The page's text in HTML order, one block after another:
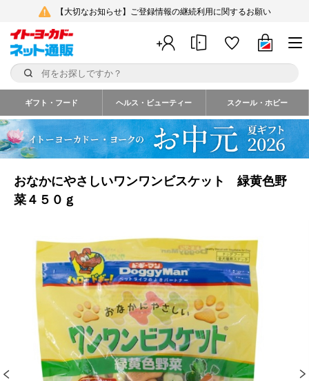
【大切なお知らせ】ご登録情報の継続利用に関するお願い
ギフト・フード ヘルス・ビューティー スクール・ホビー
おなかにやさしいワンワンビスケット 緑黄色野
菜４５０ｇ